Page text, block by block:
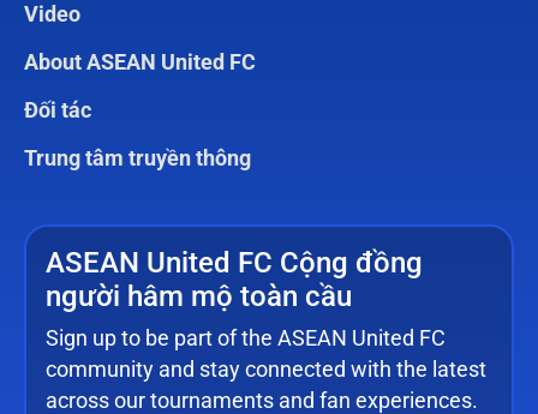
Video
About ASEAN United FC
Đối tác
Trung tâm truyền thông
ASEAN United FC Cộng đồng
người hâm mộ toàn cầu
Sign up to be part of the ASEAN United FC
community and stay connected with the latest
across our tournaments and fan experiences.